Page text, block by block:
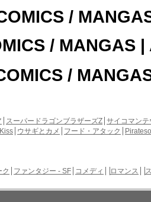
/
/ MANGAS |
/
スーパードラゴンブラザーズZ サイコマンテ
ウサギとカメ フード・アタック
ク ファンタジー - SF コメディ ロマンス